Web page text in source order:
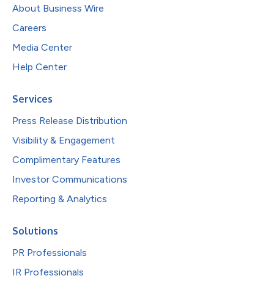
About Business Wire
Careers
Media Center
Help Center
Services
Press Release Distribution
Visibility & Engagement
Complimentary Features
Investor Communications
Reporting & Analytics
Solutions
PR Professionals
IR Professionals